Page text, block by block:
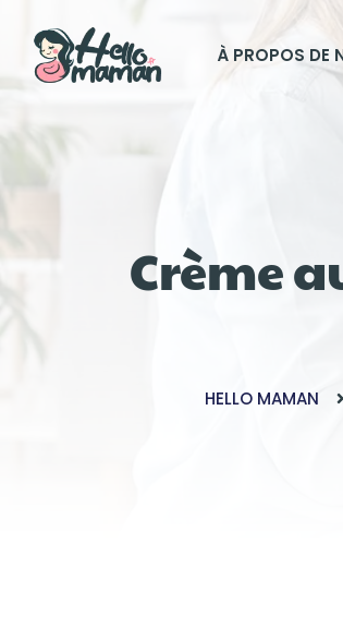
À PROPOS DE
Crème
HELLO MAMAN